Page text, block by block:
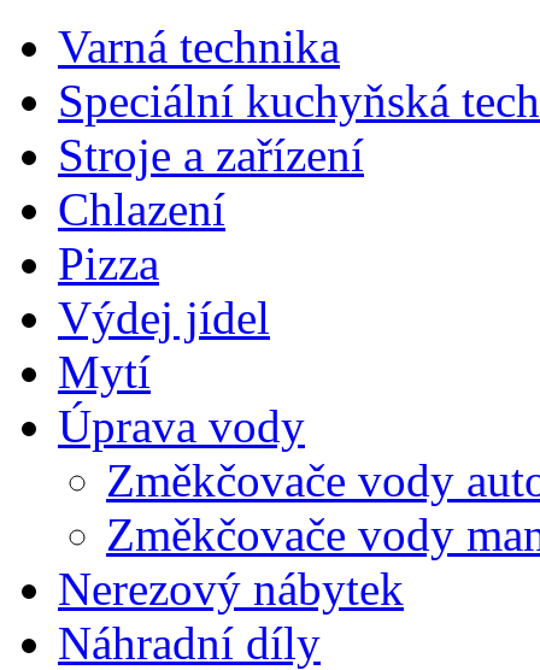
Varná technika
Speciální kuchyňská
Stroje a zařízení
Chlazení
Pizza
Výdej jídel
Mytí
Úprava vody
Změkčovače vody
Změkčovače vody
Nerezový nábytek
Náhradní díly